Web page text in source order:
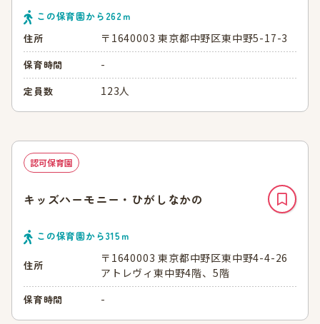
この保育園から 262ｍ
住所
〒1640003 東京都中野区東中野5-17-3
保育時間 -
定員数 123人
認可保育園
キッズハーモニー・ひがしなかの
この保育園から315ｍ
住所
〒1640003 東京都中野区東中野4-4-26
アトレヴィ東中野4階、5階
保育時間 -